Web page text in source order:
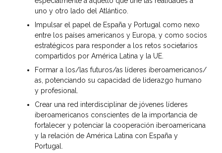
uno y otro lado del Atlántico.
Impulsar el papel de España y Portugal como nexo
entre los países americanos y Europa, y como socios
estratégicos para responder a los retos societarios
compartidos por América Latina y la UE.
Formar a los/las futuros/as líderes iberoamericanos/
as, potenciando su capacidad de liderazgo humano
y profesional.
Crear una red interdisciplinar de jóvenes líderes
iberoamericanos conscientes de la importancia de
fortalecer y potenciar la cooperación iberoamericana
y la relación de América Latina con España y
Portugal.